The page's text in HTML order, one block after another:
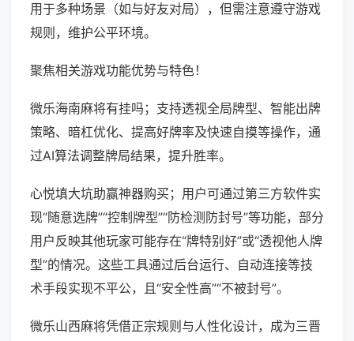
用于多种场景（如与好友对局），但需注意遵守游戏
规则，维护公平环境。
聚焦相关游戏功能优势与特色！
微乐海南麻将有挂吗；支持透视全局牌型、智能出牌
策略、暗杠优化、提高好牌率及快速自摸等操作，通
过AI算法调整牌局结果，提升胜率。
心悦填大坑助赢神器购买；用户可通过第三方软件实
现“随意选牌”“控制牌型”“防检测防封号”等功能，部分
用户反映其他玩家可能存在“牌特别好”或“透视他人牌
型”的情况。这些工具通过后台运行、自动连接等技
术手段实现不平公，且“安全性高”“不被封号”。
微乐山西麻将凭借正宗规则与人性化设计，成为三晋